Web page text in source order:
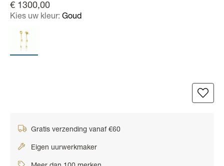
€ 1300,00
Kies uw kleur: Goud
Gratis verzending vanaf €60
Eigen uurwerkmaker